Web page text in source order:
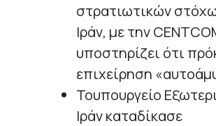
στρατιωτικών
Ιράν, με την
υποστηρίζει ότι
επιχείρηση
Τουπουργείο
Ιράν καταδίκασε